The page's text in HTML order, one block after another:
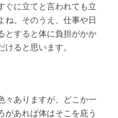
ぐに立てと言われても立
ね。そのうえ、仕事や日
とすると体に負担がかか
ると思います。
々ありますが、どこか一
があれば体はそこを庇う